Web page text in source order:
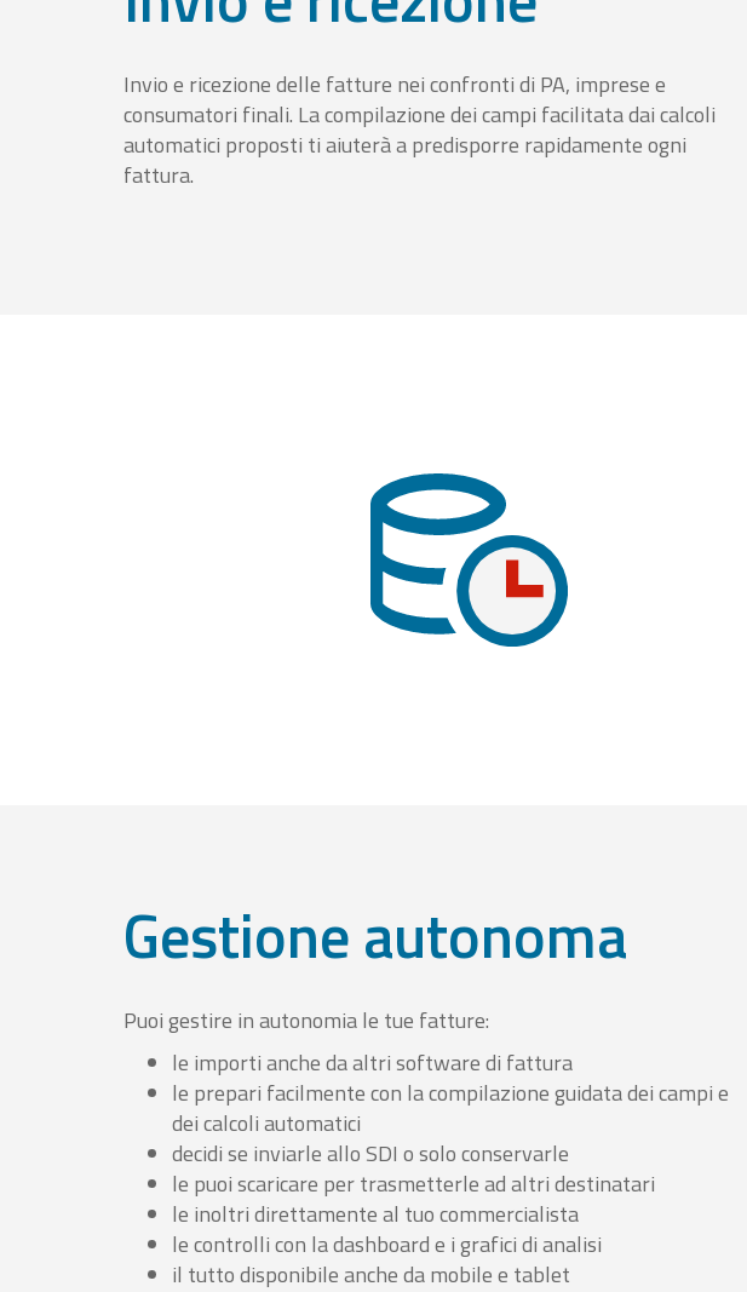
Invio e ricezione delle fatture nei confronti di PA, imprese e
consumatori finali. La compilazione dei campi facilitata dai calcoli
automatici proposti ti aiuterà a predisporre rapidamente ogni
fattura.
Gestione autonoma
Puoi gestire in autonomia le tue fatture:
le importi anche da altri software di fattura
le prepari facilmente con la compilazione guidata dei campi e
dei calcoli automatici
decidi se inviarle allo SDI o solo conservarle
le puoi scaricare per trasmetterle ad altri destinatari
le inoltri direttamente al tuo commercialista
le controlli con la dashboard e i grafici di analisi
il tutto disponibile anche da mobile e tablet